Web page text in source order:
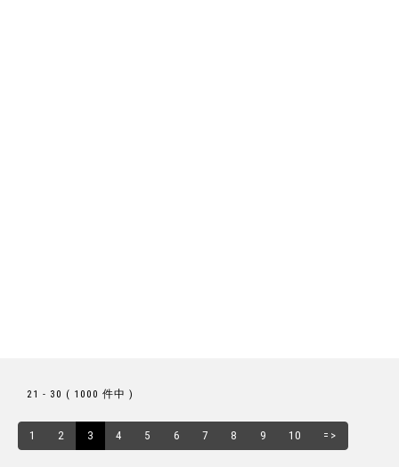
21 - 30 ( 1000 件中 )
1 2 3 4 5 6 7 8 9 10 =>